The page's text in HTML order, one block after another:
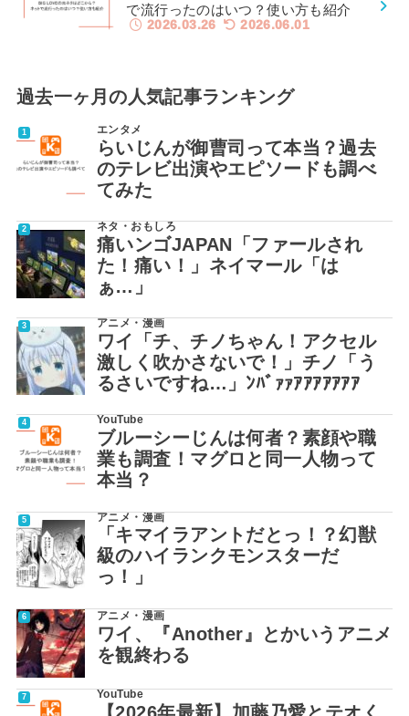
で流行ったのはいつ？使い方も紹介
2026.03.26 2026.06.01
過去一ヶ月の人気記事ランキング
エンタメ
らいじんが御曹司って本当？過去
のテレビ出演やエピソードも調べ
てみた
ネタ・おもしろ
痛いンゴJAPAN「ファールされ
た！痛い！」ネイマール「は
ぁ…」
アニメ・漫画
ワイ「チ、チノちゃん！アクセル
激しく吹かさないで！」チノ「う
るさいですね…」ﾝﾊﾞｧｧｱｱｱｱｱｱｱ
YouTube
ブルーシーじんは何者？素顔や職
業も調査！マグロと同一人物って
本当？
アニメ・漫画
「キマイラアントだとっ！？幻獣
級のハイランクモンスターだ
っ！」
アニメ・漫画
ワイ、『Another』とかいうアニメ
を観終わる
YouTube